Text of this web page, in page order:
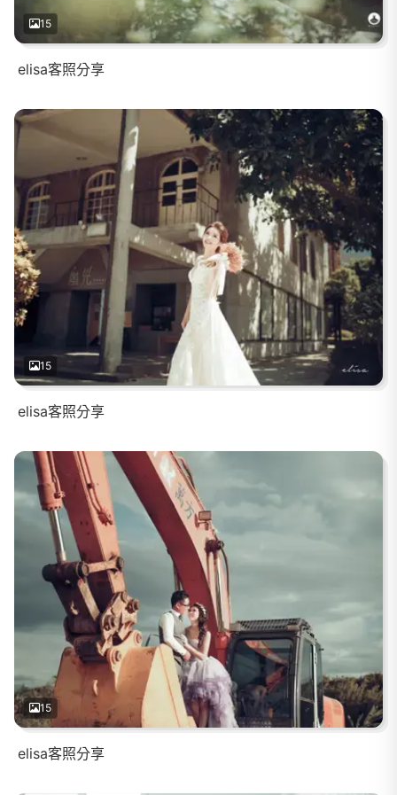
15
elisa客照分享
15
elisa客照分享
15
elisa客照分享